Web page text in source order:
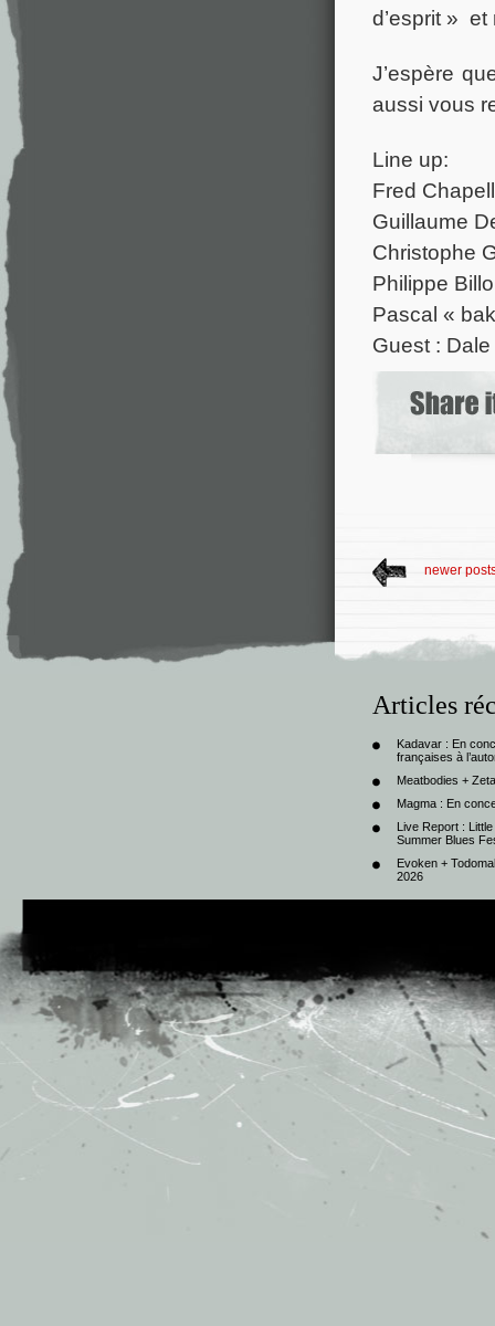
d’esprit »
J’espère
aussi vous
Line up:
Fred
Guillaume
Christophe
Philippe
Pascal «
Guest :
newer
Articles
Kadavar : En
françaises à
Meatbodies +
Magma : En
Live Report :
Summer Blues
Evoken +
2026